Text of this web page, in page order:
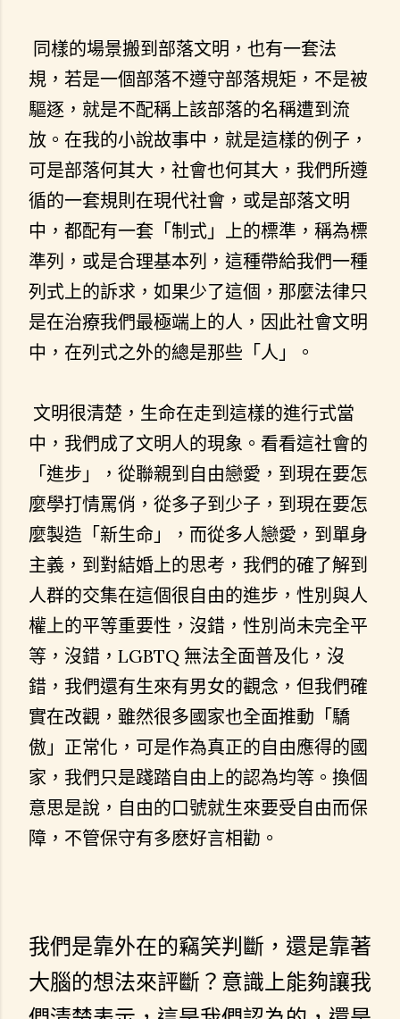
同樣的場景搬到部落文明，也有一套法
規，若是一個部落不遵守部落規矩，不是被
驅逐，就是不配稱上該部落的名稱遭到流
放。在我的小說故事中，就是這樣的例子，
可是部落何其大，社會也何其大，我們所遵
循的一套規則在現代社會，或是部落文明
中，都配有一套「制式」上的標準，稱為標
準列，或是合理基本列，這種帶給我們一種
列式上的訴求，如果少了這個，那麼法律只
是在治療我們最極端上的人，因此社會文明
中，在列式之外的總是那些「人」。
文明很清楚，生命在走到這樣的進行式當
中，我們成了文明人的現象。看看這社會的
「進步」，從聯親到自由戀愛，到現在要怎
麼學打情罵俏，從多子到少子，到現在要怎
麼製造「新生命」，而從多人戀愛，到單身
主義，到對結婚上的思考，我們的確了解到
人群的交集在這個很自由的進步，性別與人
權上的平等重要性，沒錯，性別尚未完全平
等，沒錯，LGBTQ 無法全面普及化，沒
錯，我們還有生來有男女的觀念，但我們確
實在改觀，雖然很多國家也全面推動「驕
傲」正常化，可是作為真正的自由應得的國
家，我們只是踐踏自由上的認為均等。換個
意思是說，自由的口號就生來要受自由而保
障，不管保守有多麽好言相勸。
我們是靠外在的竊笑判斷，還是靠著
大腦的想法來評斷？意識上能夠讓我